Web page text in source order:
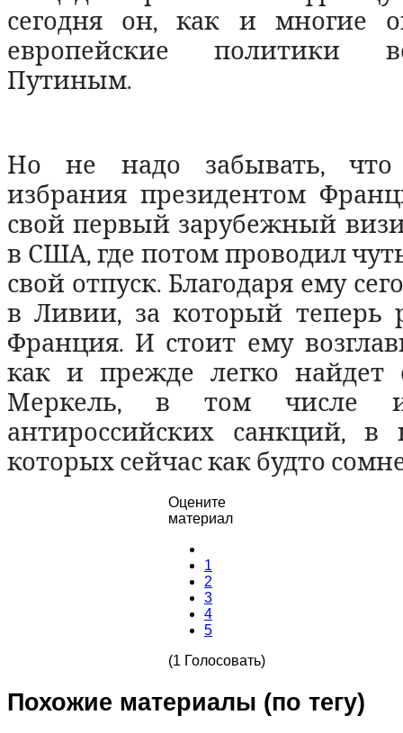
сегодня он, как и многие
европейские политики
Путиным.
Но не надо забывать, что
избрания президентом
свой первый зарубежный
в США, где потом проводил
свой отпуск. Благодаря ему
в Ливии, за который теперь
Франция. И стоит ему
как и прежде легко
Меркель, в том числе
антироссийских санкций, в
которых сейчас как будто
Оцените
материал
1
2
3
4
5
(1 Голосовать)
Похожие материалы (по тегу)